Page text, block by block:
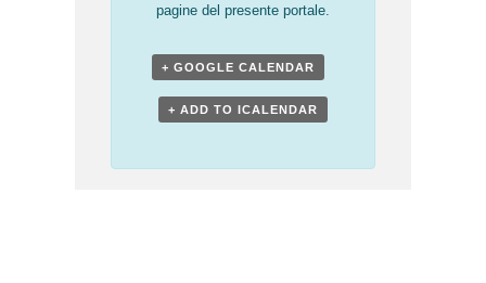
pagine del presente portale.
+ GOOGLE CALENDAR
+ ADD TO ICALENDAR